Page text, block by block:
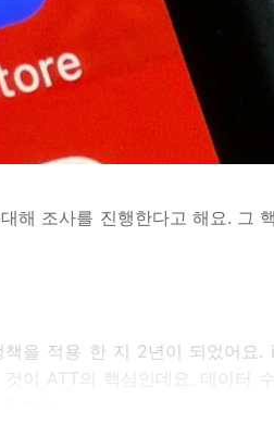
해 조사를 진행한다고 해요. 그
책을 적용 한 지 2년이 되었어요.
이 ATT의 핵심인데요. 데이터